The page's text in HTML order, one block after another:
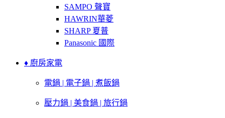
SAMPO 聲寶
HAWRIN華菱
SHARP 夏普
Panasonic 國際
♦ 廚房家電
電鍋 | 電子鍋 | 煮飯鍋
壓力鍋 | 美食鍋 | 旅行鍋